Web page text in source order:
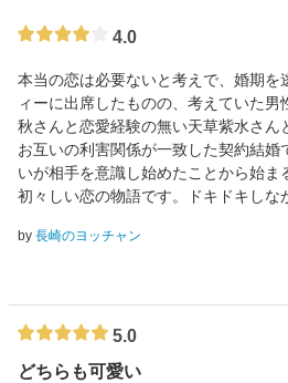
4.0
本当の恋は必要ないと考えで、婚期を
ィーに出席したものの、考えていた
秋さんと恋愛経験の無い天草紫水さん
お互いの利害関係が一致した契約結婚
いが相手を意識し始めたことから始ま
初々しい恋の物語です。ドキドキしな
by 長崎のヨッチャン
5.0
どちらも可愛い